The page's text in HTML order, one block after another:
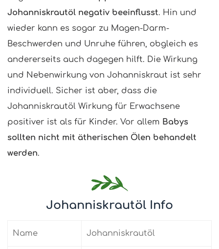
Johanniskrautöl negativ beeinflusst. Hin und
wieder kann es sogar zu Magen-Darm-
Beschwerden und Unruhe führen, obgleich es
andererseits auch dagegen hilft. Die Wirkung
und Nebenwirkung von Johanniskraut ist sehr
individuell. Sicher ist aber, dass die
Johanniskrautöl Wirkung für Erwachsene
positiver ist als für Kinder. Vor allem Babys
sollten nicht mit ätherischen Ölen behandelt
werden.
Johanniskrautöl Info
Name Johanniskrautöl